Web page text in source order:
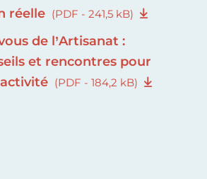
réelle (PDF - 241,5 kB)
de l’Artisanat :
et rencontres pour
(PDF - 184,2 kB)